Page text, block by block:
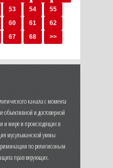
53 54
55
60 61
62
67 68 >>
канала с момента
объективной и достоверной
и мире и происходящих в
мусульманской уммы
по религиозным
прав верующих.